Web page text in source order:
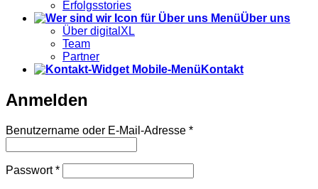
Erfolgsstories
Über uns
Über digitalXL
Team
Partner
Kontakt
Anmelden
Benutzername oder E-Mail-Adresse *Erforderlich
Passwort*Erforderlich